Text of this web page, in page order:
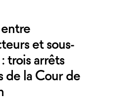
et sous-
trois arrêts
de la Cour de